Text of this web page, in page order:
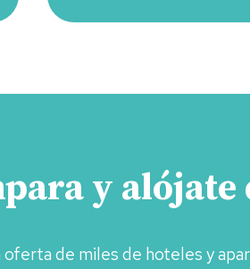
y
de miles de hoteles y